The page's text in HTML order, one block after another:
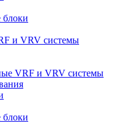
и VRV системы
VRF и VRV системы